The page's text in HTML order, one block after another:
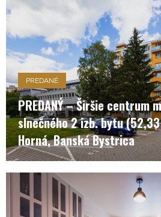
PREDANÉ
PREDANÝ – Širšie centrum
slnečného 2 izb. bytu
Horná, Banská Bystrica